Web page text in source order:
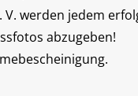
werden jedem
abzugeben!